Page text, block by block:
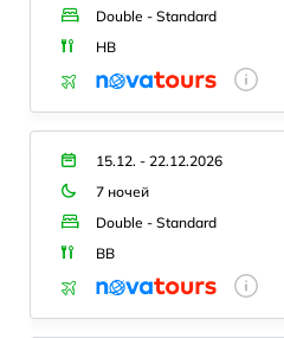
Double - Standard
HB
15.12. - 22.12.2026
7 ночей
Double - Standard
BB